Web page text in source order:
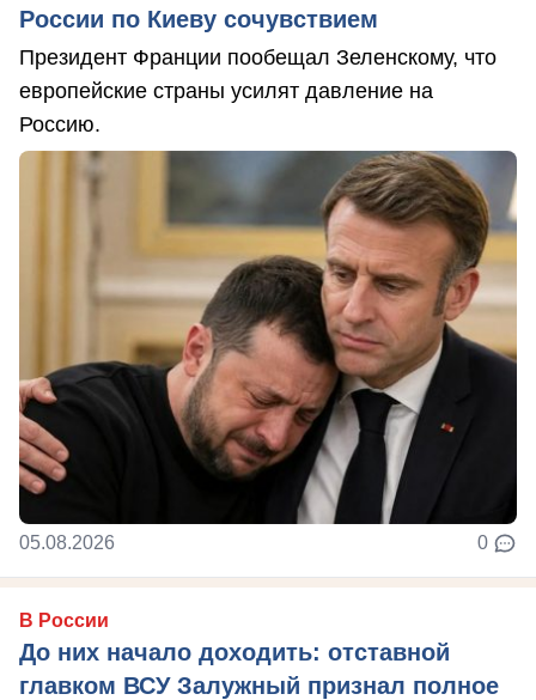
России по Киеву сочувствием
Президент Франции пообещал Зеленскому, что
европейские страны усилят давление на
Россию.
05.08.2026 0
В России
До них начало доходить: отставной
главком ВСУ Залужный признал полное